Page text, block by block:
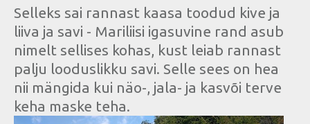
Selleks sai rannast kaasa toodud kive ja
liiva ja savi - Mariliisi igasuvine rand asub
nimelt sellises kohas, kust leiab rannast
palju looduslikku savi. Selle sees on hea
nii mängida kui näo-, jala- ja kasvõi terve
keha maske teha.